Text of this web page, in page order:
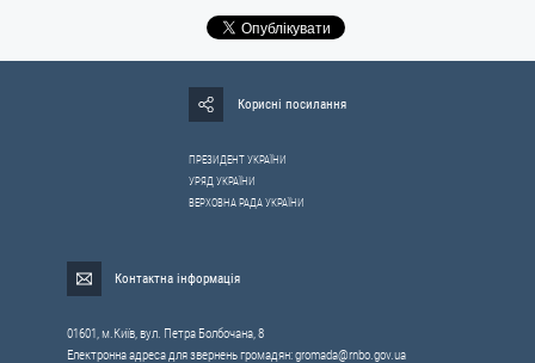
Корисні посилання
ПРЕЗИДЕНТ УКРАЇНИ
УРЯД УКРАЇНИ
ВЕРХОВНА РАДА УКРАЇНИ
Контактна інформація
01601, м.Київ, вул. Петра Болбочана, 8
Електронна адреса для звернень громадян:gromada@rnbo.gov.ua